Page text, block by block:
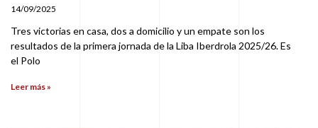
14/09/2025
Tres victorias en casa, dos a domicilio y un empate son los
resultados de la primera jornada de la Liba Iberdrola 2025/26. Es
el Polo
Leer más »